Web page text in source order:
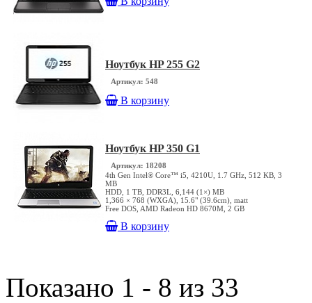
Ноутбук HP 255 G2
Артикул: 548
В корзину
Ноутбук HP 350 G1
Артикул: 18208
4th Gen Intel® Core™ i5, 4210U, 1.7 GHz, 512 KB, 3
MB
HDD, 1 TB, DDR3L, 6,144 (1×) MB
1,366 × 768 (WXGA), 15.6" (39.6cm), matt
Free DOS, AMD Radeon HD 8670M, 2 GB
В корзину
Показано 1 - 8 из 33